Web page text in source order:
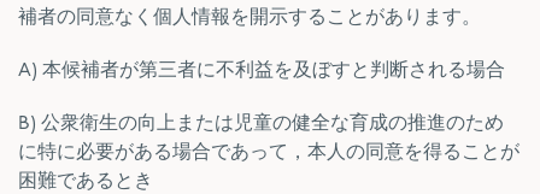
補者の同意なく個人情報を開示することがあります。
A) 本候補者が第三者に不利益を及ぼすと判断される場合
B) 公衆衛生の向上または児童の健全な育成の推進のため
に特に必要がある場合であって，本人の同意を得ることが
困難であるとき